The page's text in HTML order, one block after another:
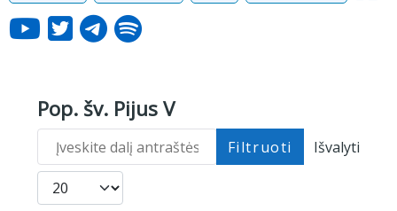
Pop. šv. Pijus V
Įveskite dalį antraštės Filtruoti
Išvalyti
Rodyti po